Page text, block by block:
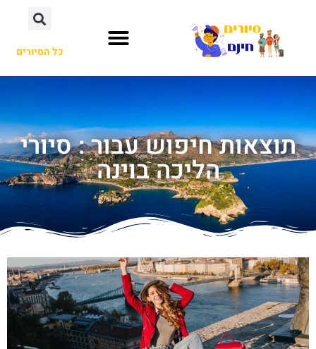
כל הסיורים
תוצאות חיפוש עבור : סיורי
הליכה בוינה